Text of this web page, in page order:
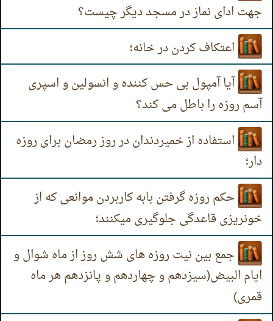
جهت ادای نماز در مسجد دیگر چیست؟
اعتکاف کردن در خانه؛
آیا آمپول بی حس کننده و انسولین و اسپری
آسم روزه را باطل می کند؟
استفاده از خمیردندان در روز رمضان برای روزه
دار؛
حکم روزه گرفتن بابه کاربردن موانعی که از
خونریزی قاعدگی جلوگیری میکنند؛
جمع بین نیت روزه های شش روز از ماه شوال و
ایام البیض(سیزدهم و چهاردهم و پانزدهم هر ماه
قمری)